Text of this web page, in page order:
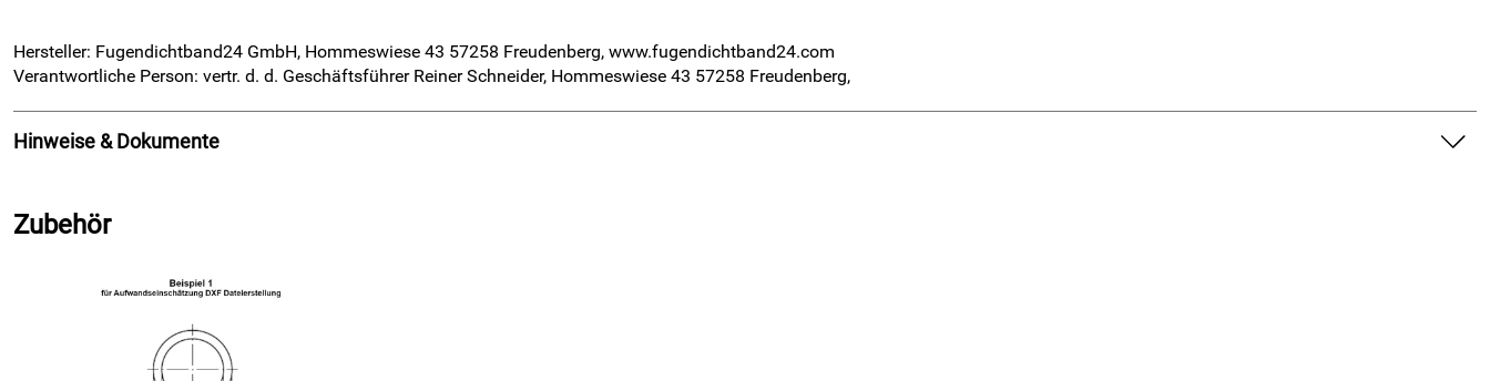
Hersteller: Fugendichtband24 GmbH, Hommeswiese 43 57258 Freudenberg, www.fugendichtband24.com
Verantwortliche Person: vertr. d. d. Geschäftsführer Reiner Schneider, Hommeswiese 43 57258 Freudenberg,
Hinweise & Dokumente
Zubehör